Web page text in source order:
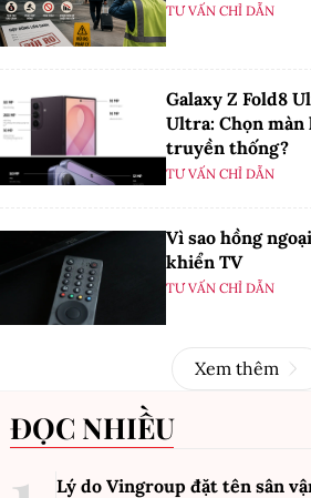
TƯ VẤN CHỈ DẪN
Galaxy Z Fold8
Ultra: Chọn màn
truyền thống?
TƯ VẤN CHỈ DẪN
Vì sao hồng
khiển TV
TƯ VẤN CHỈ DẪN
Xem thêm
ĐỌC NHIỀU
Lý do Vingroup đặt tên sân